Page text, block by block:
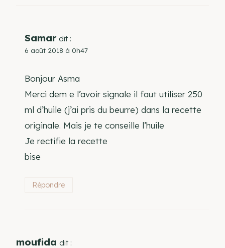
Samar dit :
6 août 2018 à 0h47
Bonjour Asma
Merci dem e l’avoir signale il faut utiliser 250
ml d’huile (j’ai pris du beurre) dans la recette
originale. Mais je te conseille l’huile
Je rectifie la recette
bise
Répondre
moufida dit :